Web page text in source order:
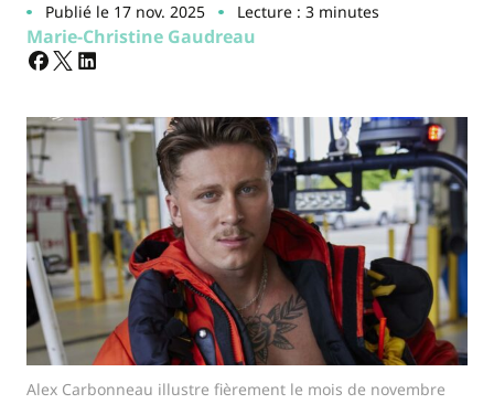
Publié le 17 nov. 2025 Lecture : 3 minutes
Marie-Christine Gaudreau
Alex Carbonneau illustre fièrement le mois de novembre